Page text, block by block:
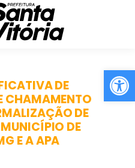
DE
CHAMAMENTO
DE
MUNICÍPIO DE
E A APA